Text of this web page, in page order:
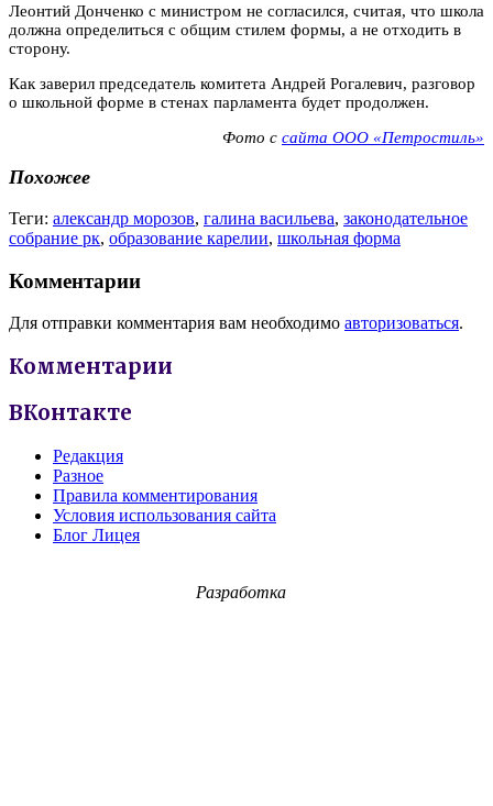
Леонтий Донченко с министром не согласился, считая, что школа
должна определиться с общим стилем формы, а не отходить в
сторону.
Как заверил председатель комитета Андрей Рогалевич, разговор
о школьной форме в стенах парламента будет продолжен.
Фото с сайта ООО «Петростиль»
Похожее
Теги: александр морозов, галина васильева, законодательное
собрание рк, образование карелии, школьная форма
Комментарии
Для отправки комментария вам необходимо авторизоваться.
Комментарии
ВКонтакте
Редакция
Разное
Правила комментирования
Условия использования сайта
Блог Лицея
Разработка